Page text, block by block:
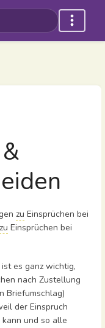
zu Einsprüchen bei
zu Einsprüchen bei
es ganz wichtig,
nach Zustellung
Briefumschlag)
der Einspruch
und so alle